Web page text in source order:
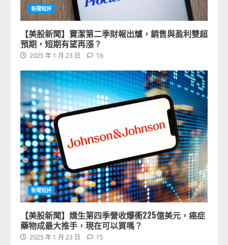
新聞短評
【美股新聞】寶潔第二季財報出爐，銷售與盈利雙超
預期，短期有望再漲？
2025 年 1 月 23 日 16
新聞短評
【美股新聞】嬌生第四季營收爆衝225億美元，癌症
藥物成最大推手，現在可以買嗎？
2025 年 1 月 23 日 15